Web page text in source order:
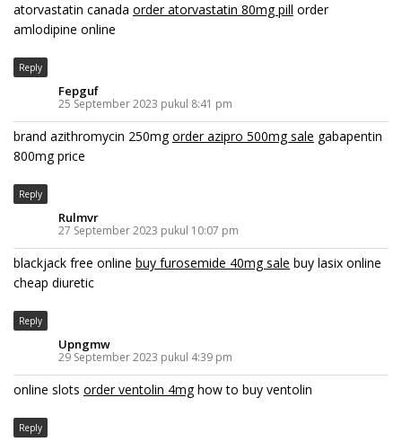
atorvastatin canada order atorvastatin 80mg pill order
amlodipine online
Reply
Fepguf
25 September 2023 pukul 8:41 pm
brand azithromycin 250mgorder azipro 500mg sale gabapentin
800mg price
Reply
Rulmvr
27 September 2023 pukul 10:07 pm
blackjack free online buy furosemide 40mg sale buy lasix online
cheap diuretic
Reply
Upngmw
29 September 2023 pukul 4:39 pm
online slots order ventolin 4mghow to buy ventolin
Reply